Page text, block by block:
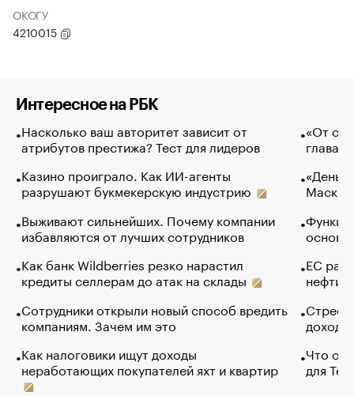
ОКОГУ
4210015
Интересное на РБК
Насколько ваш авторитет зависит от
атрибутов престижа? Тест для лидеров
Казино проиграло. Как ИИ-агенты
разрушают букмекерскую индустрию
Выживают сильнейших. Почему компании
избавляются от лучших сотрудников
Как банк Wildberries резко нарастил
кредиты селлерам до атак на склады
Сотрудники открыли новый способ вредить
компаниям. Зачем им это
Как налоговики ищут доходы
неработающих покупателей яхт и квартир
«От
глава
Маск в
основ
ЕС
нефти
Что
для